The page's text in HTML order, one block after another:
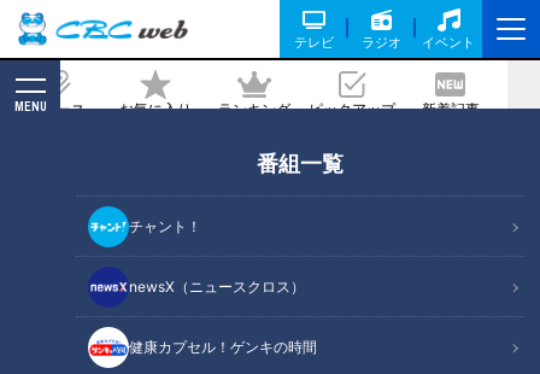
テレビ ラジオ イベント
ニュース お気に入り ランキング ピックアップ 新着記事
MENU
番組一覧
チャント！
newsX（ニュースクロス）
健康カプセル！ゲンキの時間
元SKE48若林倫香が、名古屋の“温室”を
捨てて見つけた自分の居場所
2026/05/20 11:55